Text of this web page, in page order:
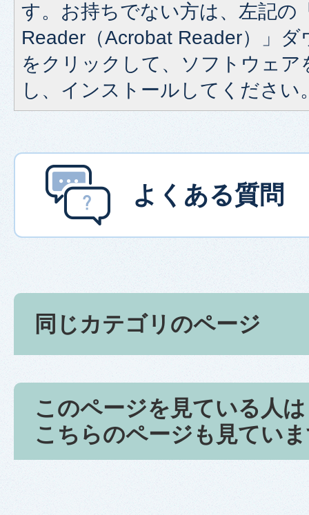
す。お持ちでない方は、左記の
Reader（Acrobat Reader）」
をクリックして、ソフトウェア
し、インストールしてください
よくある質問
同じカテゴリのページ
このページを見ている人は
こちらのページも見てい